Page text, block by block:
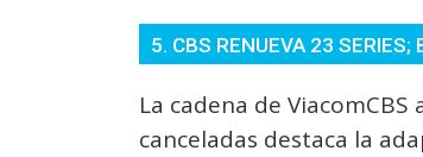
5. CBS RENUEVA 23 SERIES;
La cadena de
canceladas destaca la